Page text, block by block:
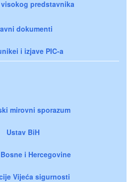
predstavnika
dokumenti
i izjave PIC-a
mirovni sporazum
Ustav BiH
i Hercegovine
Vijeća sigurnosti